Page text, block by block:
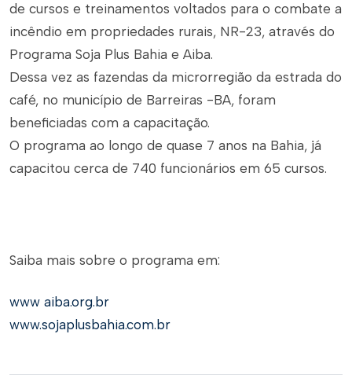
de cursos e treinamentos voltados para o combate a
incêndio em propriedades rurais, NR-23, através do
Programa Soja Plus Bahia e Aiba.
Dessa vez as fazendas da microrregião da estrada do
café, no município de Barreiras -BA, foram
beneficiadas com a capacitação.
O programa ao longo de quase 7 anos na Bahia, já
capacitou cerca de 740 funcionários em 65 cursos.
Saiba mais sobre o programa em:
www aiba.org.br
www.sojaplusbahia.com.br